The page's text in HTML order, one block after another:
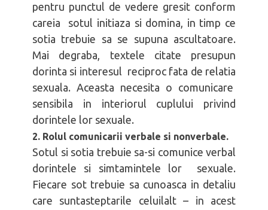
pentru punctul de vedere gresit conform
careia sotul initiaza si domina, in timp ce
sotia trebuie sa se supuna ascultatoare.
Mai degraba, textele citate presupun
dorinta si interesul reciproc fata de relatia
sexuala. Aceasta necesita o comunicare
sensibila in interiorul cuplului privind
dorintele lor sexuale.
2. Rolul comunicarii verbale si nonverbale.
Sotul si sotia trebuie sa-si comunice verbal
dorintele si simtamintele lor sexuale.
Fiecare sot trebuie sa cunoasca in detaliu
care suntasteptarile celuilalt – in acest